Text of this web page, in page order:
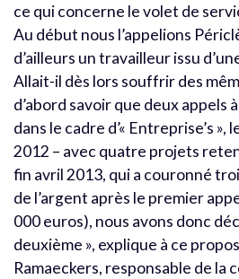
ce qui concerne le volet de
Au début nous l’appelions
d’ailleurs un travailleur issu
Allait-il dès lors souffrir des
d’abord savoir que deux appels
dans le cadre d’« Entreprise’s »,
2012 – avec quatre projets
fin avril 2013, qui a couronné
de l’argent après le premier
000 euros), nous avons donc
deuxième », explique à ce
Ramaeckers, responsable de la